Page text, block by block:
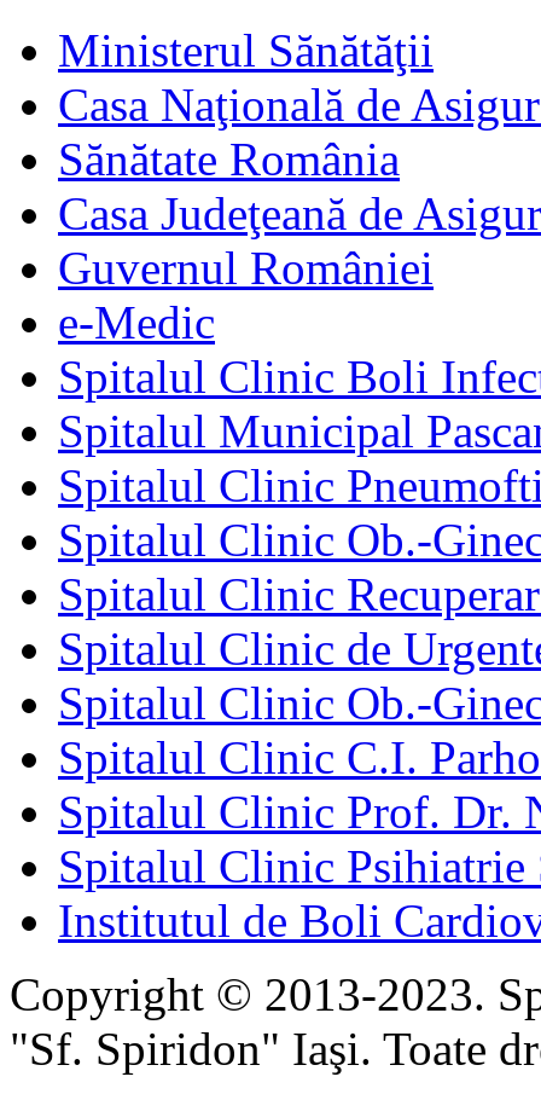
Ministerul Sănătăţii
Casa Naţională de
Sănătate România
Casa Judeţeană de
Guvernul României
e-Medic
Spitalul Clinic Boli
Spitalul Municipal
Spitalul Clinic
Spitalul Clinic Ob.-
Spitalul Clinic
Spitalul Clinic de
Spitalul Clinic Ob.-
Spitalul Clinic C.I.
Spitalul Clinic Prof. Dr.
Spitalul Clinic Psihiatrie
Institutul de Boli
Copyright © 2013-2023.
"Sf. Spiridon" Iaşi. Toate